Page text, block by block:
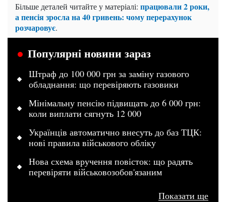
Більше деталей читайте у матеріалі: працювали 2 роки,
а пенсія зросла на 40 гривень: чому перерахунок
розчаровує.
Популярні новини зараз
Штраф до 100 000 грн за заміну газового
обладнання: що перевіряють газовики
Мінімальну пенсію підвищать до 6 000 грн:
коли виплати сягнуть 12 000
Українців автоматично внесуть до баз ТЦК:
нові правила військового обліку
Нова схема вручення повісток: що радять
перевіряти військовозобов'язаним
Показати ще